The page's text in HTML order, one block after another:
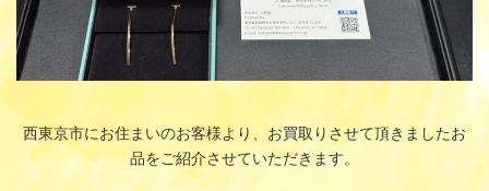
西東京市にお住まいのお客様より、お買取りさせて頂きましたお
品をご紹介させていただきます。